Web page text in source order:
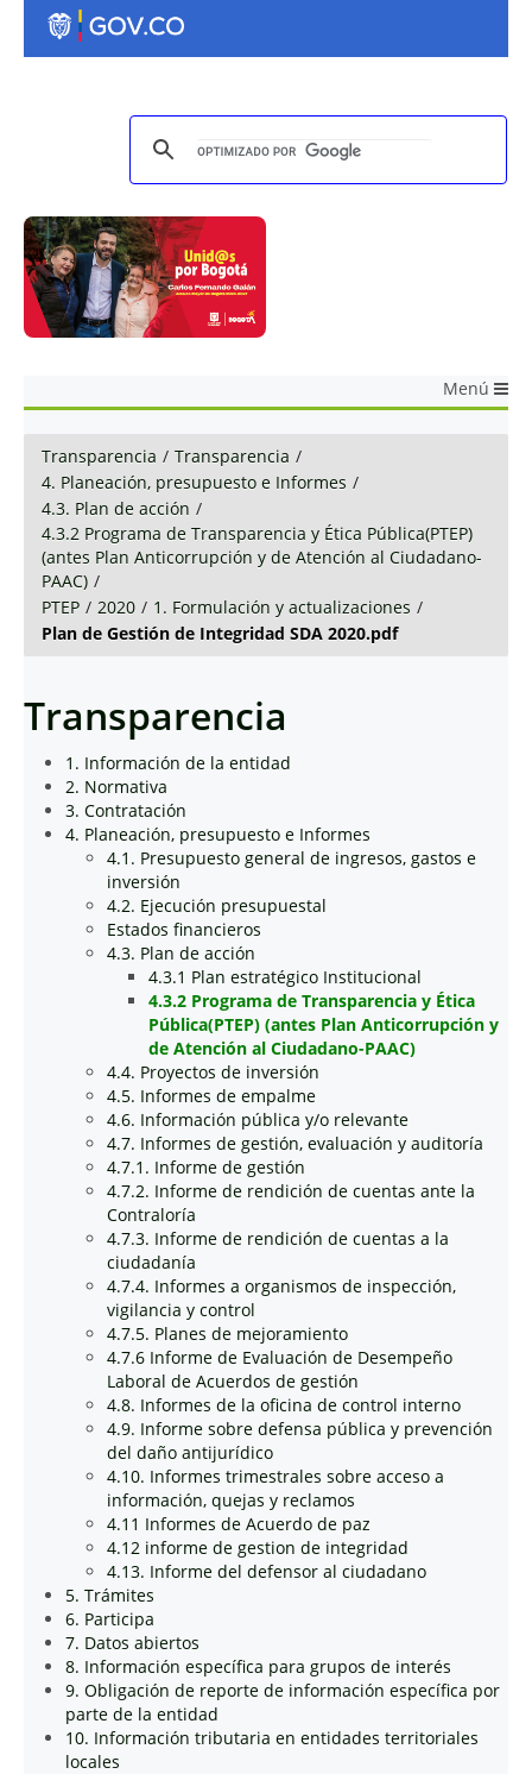
Menú
Transparencia / Transparencia /
4. Planeación, presupuesto e Informes /
4.3. Plan de acción /
4.3.2 Programa de Transparencia y Ética Pública(PTEP)
(antes Plan Anticorrupción y de Atención al Ciudadano-
PAAC) /
PTEP / 2020 / 1. Formulación y actualizaciones /
Plan de Gestión de Integridad SDA 2020.pdf
Transparencia
1. Información de la entidad
2. Normativa
3. Contratación
4. Planeación, presupuesto e Informes
4.1. Presupuesto general de ingresos, gastos e
inversión
4.2. Ejecución presupuestal
Estados financieros
4.3. Plan de acción
4.3.1 Plan estratégico Institucional
4.3.2 Programa de Transparencia y Ética
Pública(PTEP) (antes Plan Anticorrupción y
de Atención al Ciudadano-PAAC)
4.4. Proyectos de inversión
4.5. Informes de empalme
4.6. Información pública y/o relevante
4.7. Informes de gestión, evaluación y auditoría
4.7.1. Informe de gestión
4.7.2. Informe de rendición de cuentas ante la
Contraloría
4.7.3. Informe de rendición de cuentas a la
ciudadanía
4.7.4. Informes a organismos de inspección,
vigilancia y control
4.7.5. Planes de mejoramiento
4.7.6 Informe de Evaluación de Desempeño
Laboral de Acuerdos de gestión
4.8. Informes de la oficina de control interno
4.9. Informe sobre defensa pública y prevención
del daño antijurídico
4.10. Informes trimestrales sobre acceso a
información, quejas y reclamos
4.11 Informes de Acuerdo de paz
4.12 informe de gestion de integridad
4.13. Informe del defensor al ciudadano
5. Trámites
6. Participa
7. Datos abiertos
8. Información específica para grupos de interés
9. Obligación de reporte de información específica por
parte de la entidad
10. Información tributaria en entidades territoriales
locales